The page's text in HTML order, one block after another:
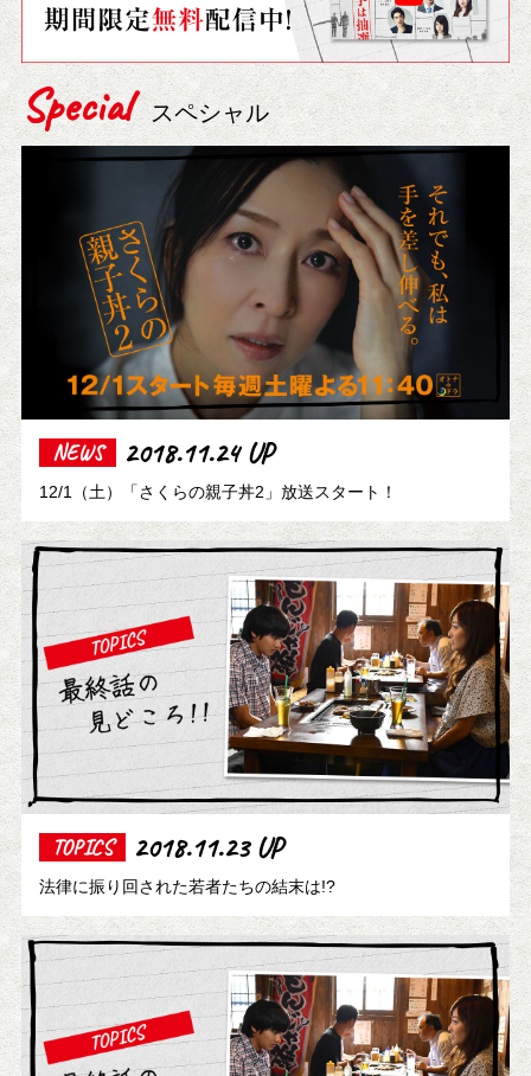
Special スペシャル
NEWS 2018.11.24 UP
12/1（土）「さくらの親子丼2」放送スタート！
TOPICS 2018.11.23 UP
法律に振り回された若者たちの結末は!?